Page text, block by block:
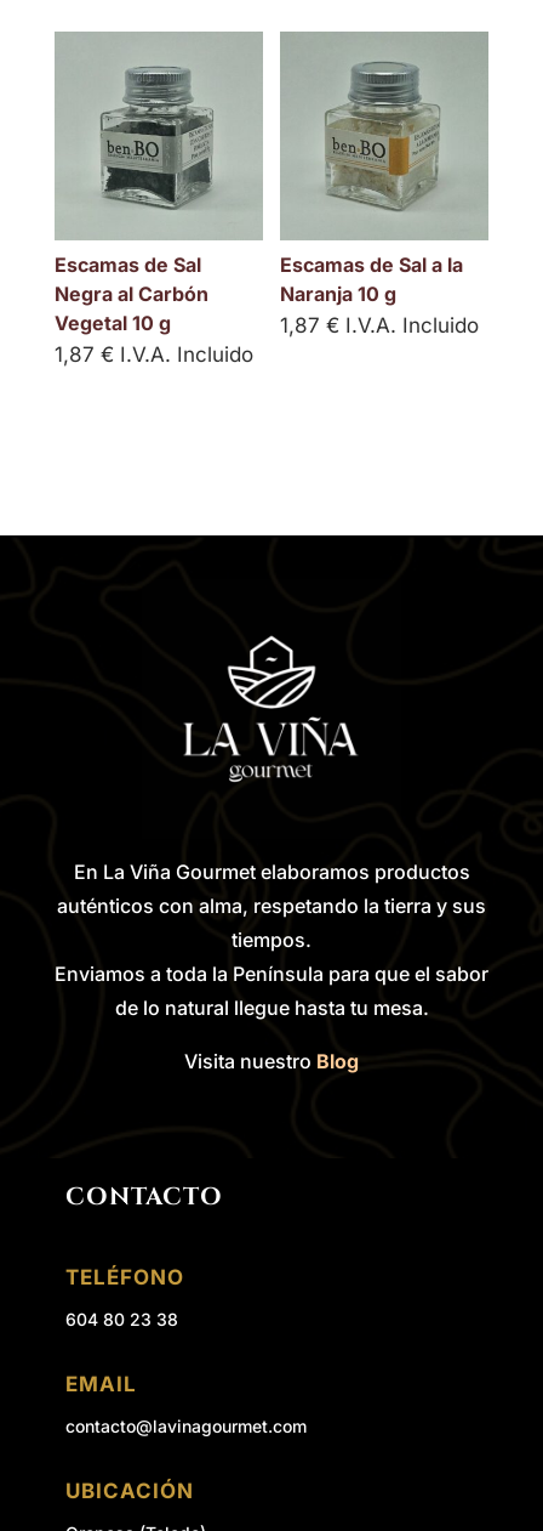
Escamas de Sal
Negra al Carbón
Vegetal 10 g
1,87 € I.V.A. Incluido
Escamas de Sal a la
Naranja 10 g
1,87€ I.V.A. Incluido
En La Viña Gourmet elaboramos productos
auténticos con alma, respetando la tierra y sus
tiempos.
Enviamos a toda la Península para que el sabor
de lo natural llegue hasta tu mesa.
Visita nuestro Blog
CONTACTO
TELÉFONO
604 80 23 38
EMAIL
contacto@lavinagourmet.com
UBICACIÓN